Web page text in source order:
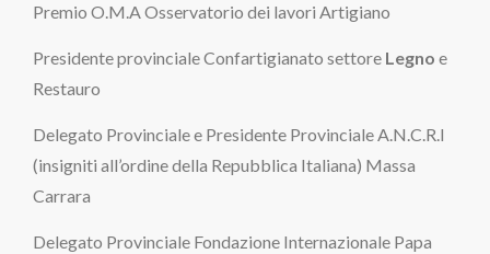
Premio O.M.A Osservatorio dei lavori Artigiano
Presidente provinciale Confartigianato settore Legno e
Restauro
Delegato Provinciale e Presidente Provinciale A.N.C.R.I
(insigniti all’ordine della Repubblica Italiana) Massa
Carrara
Delegato Provinciale Fondazione Internazionale Papa